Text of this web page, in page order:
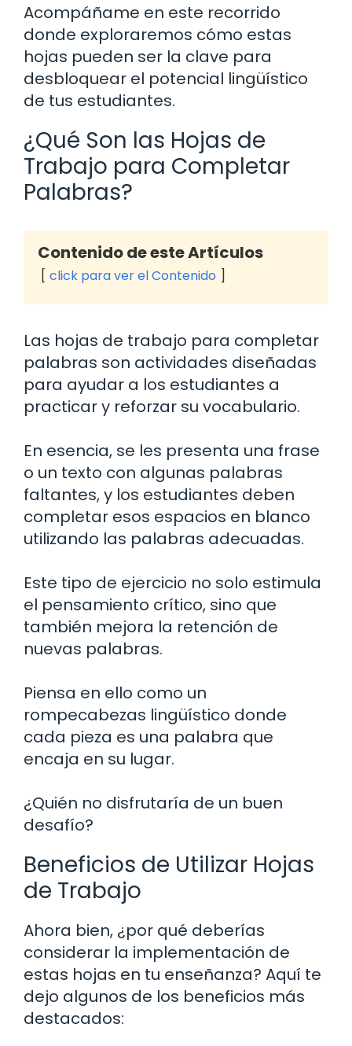
Acompáñame en este recorrido
donde exploraremos cómo estas
hojas pueden ser la clave para
desbloquear el potencial lingüístico
de tus estudiantes.
¿Qué Son las Hojas de
Trabajo para Completar
Palabras?
Contenido de este Artículos
click para ver el Contenido
Las hojas de trabajo para completar
palabras son actividades diseñadas
para ayudar a los estudiantes a
practicar y reforzar su vocabulario.
En esencia, se les presenta una frase
o un texto con algunas palabras
faltantes, y los estudiantes deben
completar esos espacios en blanco
utilizando las palabras adecuadas.
Este tipo de ejercicio no solo estimula
el pensamiento crítico, sino que
también mejora la retención de
nuevas palabras.
Piensa en ello como un
rompecabezas lingüístico donde
cada pieza es una palabra que
encaja en su lugar.
¿Quién no disfrutaría de un buen
desafío?
Beneficios de Utilizar Hojas
de Trabajo
Ahora bien, ¿por qué deberías
considerar la implementación de
estas hojas en tu enseñanza? Aquí te
dejo algunos de los beneficios más
destacados: